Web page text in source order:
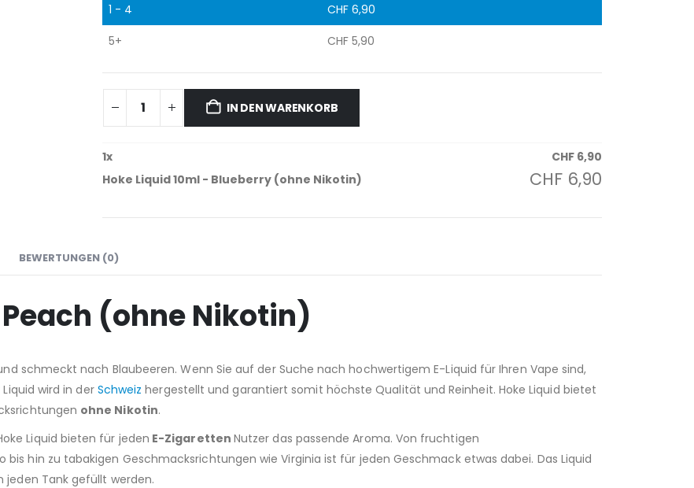
1 - 4
CHF 6,90
5+
CHF 5,90
IN DEN WARENKORB
1x CHF 6,90
Hoke Liquid 10ml - Blueberry (ohne Nikotin)
CHF 6,90
BEWERTUNGEN (0)
(ohne Nikotin)
schmeckt nach Blaubeeren. Wenn Sie auf der Suche nach hochwertigem E-Liquid für Ihren Vape sind,
wird in der Schweiz hergestellt und garantiert somit höchste Qualität und Reinheit. Hoke Liquid bietet
ohne Nikotin.
Liquid bieten für jeden E-Zigaretten Nutzer das passende Aroma. Von fruchtigen
hin zu tabakigen Geschmacksrichtungen wie Virginia ist für jeden Geschmack etwas dabei. Das Liquid
Tank gefüllt werden.